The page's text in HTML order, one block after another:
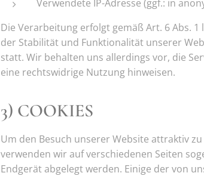
Verwendete IP-Adresse (ggf.: in
Die Verarbeitung erfolgt gemäß Art. 6 Abs.
der Stabilität und Funktionalität unserer
statt. Wir behalten uns allerdings vor, die
eine rechtswidrige Nutzung hinweisen.
3) COOKIES
Um den Besuch unserer Website attraktiv
verwenden wir auf verschiedenen Seiten
Endgerät abgelegt werden. Einige der von